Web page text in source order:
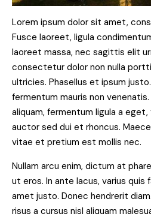
Lorem ipsum dolor sit amet,
Fusce laoreet, ligula
laoreet massa, nec sagittis elit
consectetur dolor non nulla
ultricies. Phasellus et ipsum
fermentum mauris non
aliquam, fermentum ligula a
auctor sed dui et rhoncus.
vitae et pretium est mollis nec.
Nullam arcu enim, dictum at
ut eros. In ante lacus, varius quis
amet justo. Donec hendrerit
risus a cursus nisl aliquam